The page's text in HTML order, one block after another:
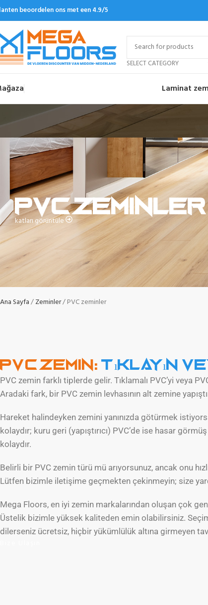
beoordelen ons met een 4.9/5
SELECT CATEGORY
Laminat
PVC zeminler
katları görüntüle
Ana Sayfa Zeminler PVC zeminler
PVC Zemin: Tıklayın
PVC zemin farklı tiplerde gelir. Tıklamalı PVC’yi veya
Aradaki fark, bir PVC zemin levhasının alt zemine
Hareket halindeyken zemini yanınızda götürmek
kolaydır; kuru geri (yapıştırıcı) PVC’de ise hasar
kolaydır.
Belirli bir PVC zemin türü mü arıyorsunuz, ancak onu
Lütfen bizimle iletişime geçmekten çekinmeyin; size
Mega Floors, en iyi zemin markalarından oluşan çok
Üstelik bizimle yüksek kaliteden emin olabilirsiniz.
dilerseniz ücretsiz, hiçbir yükümlülük altına girmeyen